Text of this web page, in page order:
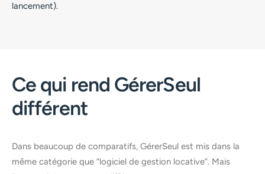
lancement).
Ce qui rend GérerSeul
différent
Dans beaucoup de comparatifs, GérerSeul est mis dans la
même catégorie que “logiciel de gestion locative”. Mais